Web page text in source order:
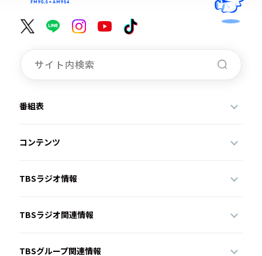
番組表
コンテンツ
TBSラジオ情報
TBSラジオ関連情報
TBSグループ関連情報